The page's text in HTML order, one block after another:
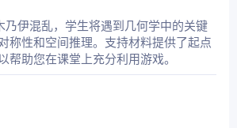
乃伊混乱，学生将遇到几何学中的关键
称性和空间推理。支持材料提供了起点
帮助您在课堂上充分利用游戏。